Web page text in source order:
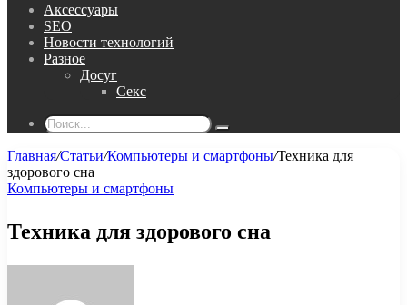
Аксессуары
SEO
Новости технологий
Разное
Досуг
Секс
Поиск...
Главная/Статьи/Компьютеры и смартфоны/Техника для
здорового сна
Компьютеры и смартфоны
Техника для здорового сна